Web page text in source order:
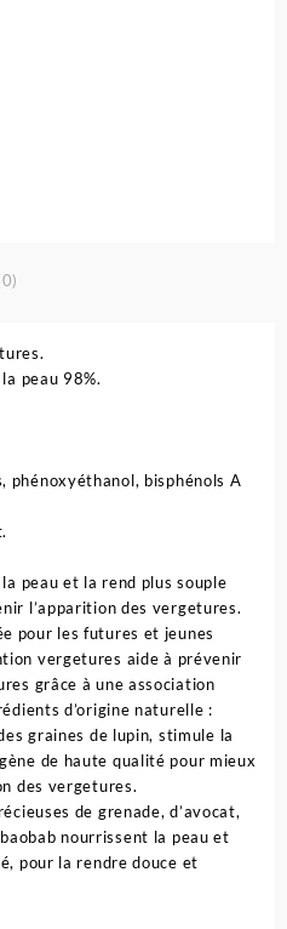
peau 98%.
phénoxyéthanol, bisphénols A
peau et la rend plus souple
l’apparition des vergetures.
pour les futures et jeunes
vergetures aide à prévenir
grâce à une association
d’origine naturelle :
graines de lupin, stimule la
de haute qualité pour mieux
des vergetures.
de grenade, d’avocat,
nourrissent la peau et
pour la rendre douce et